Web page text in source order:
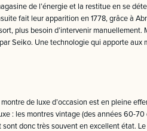
de l’énergie et la restitue en se
fait leur apparition en 1778, grâce à
plus besoin d’intervenir
Seiko. Une technologie qui apporte aux
de luxe d’occasion est en pleine
: les montres vintage (des années 60-
donc très souvent en excellent état.